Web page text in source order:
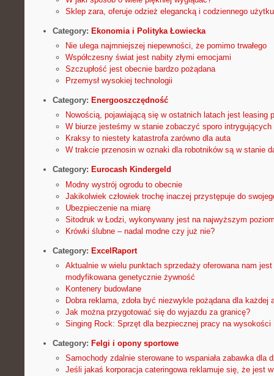
Sklep zara, oferuje odzież elegancką i codziennego użytku
Category: Ekonomia i Polityka Łowiecka
Nie ulega najmniejszej niepewności, że pomimo trwałego
Współczesny świat jest nabity złymi emocjami
Szczupłość jest obecnie bardzo pożądana
Przemysł wysokiej technologii
Category: Energooszczędność
Nowością, pojawiającą się w ostatnich latach jest leasing
W biurze jesteśmy w stanie zobaczyć sporo intrygujących
Kraksy to niestety katastrofa zarówno dla auta
W trakcie przenosin w oznaki dla robotników są w stanie
Category: Eurocash Kindergeld
Modny wystrój ogrodu to obecnie
Jakikolwiek człowiek trochę inaczej przystępuje do
Ubezpieczenie na miarę
Sitodruk w Łodzi, wykonywany jest na najwyższym
Krówki ślubne – nadal modne czy już nie?
Category: ExcelRaport
Aktualnie w wielu punktach sprzedaży oferowana nam
modyfikowana genetycznie żywność
Kontenery budowlane
Dobra reklama, zdoła być niezwykle pożądana dla każdej
Jak można przygotować się do wyjazdu za granicę?
Singing Rock: Sprzęt dla bezpiecznej pracy na wysokości
Category: Felgi i opony sportowe
Samochody zdalnie sterowane to wspaniała zabawka dla
Jeśli jakaś korporacja cateringowa reklamuje się, że jest